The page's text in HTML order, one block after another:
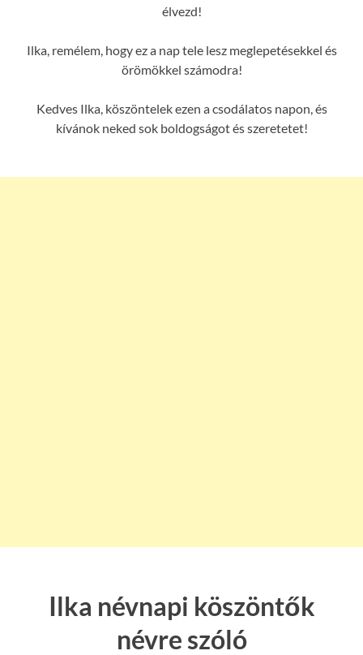
élvezd!
Ilka, remélem, hogy ez a nap tele lesz meglepetésekkel és
örömökkel számodra!
Kedves Ilka, köszöntelek ezen a csodálatos napon, és
kívánok neked sok boldogságot és szeretetet!
Ilka névnapi köszöntők
névre szóló